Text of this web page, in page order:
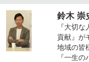
鈴木 崇
『大切
貢献』が
地域の皆
『一生の